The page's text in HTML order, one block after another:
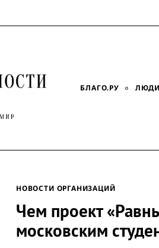
БЛАГО.РУ ЛЮДИ
НОВОСТИ ОРГАНИЗАЦИЙ
Чем проект
московским